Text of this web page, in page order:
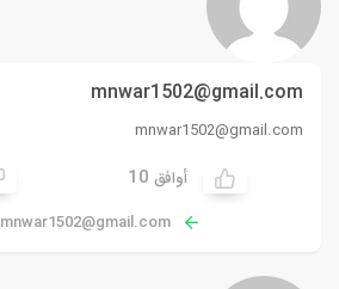
mnwar1502@gmail.com
mnwar1502@gmail.com
أوافق 10
mnwar1502@gmail.com